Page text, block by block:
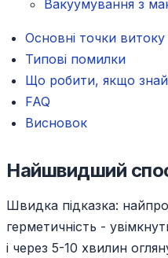
Вакуумування з
Основні точки витоку
Типові помилки
Що робити, якщо
FAQ
Висновок
Найшвидший
Швидка підказка:
герметичність -
і через 5-10 хвилин